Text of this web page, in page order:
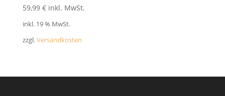
59,99 € inkl. MwSt.
inkl. 19 % MwSt.
zzgl.Versandkosten